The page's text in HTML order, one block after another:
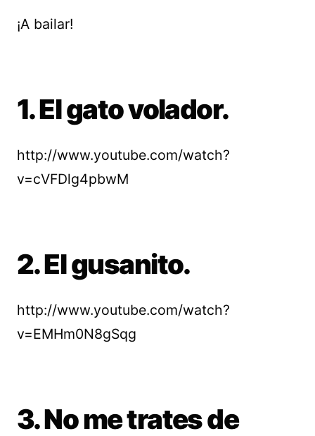
¡A bailar!
1. El gato volador.
http://www.youtube.com/watch?
v=cVFDlg4pbwM
2. El gusanito.
http://www.youtube.com/watch?
v=EMHm0N8gSqg
3. No me trates de